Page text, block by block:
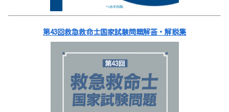
第43回救急救命士国家試験問題解答・解説集